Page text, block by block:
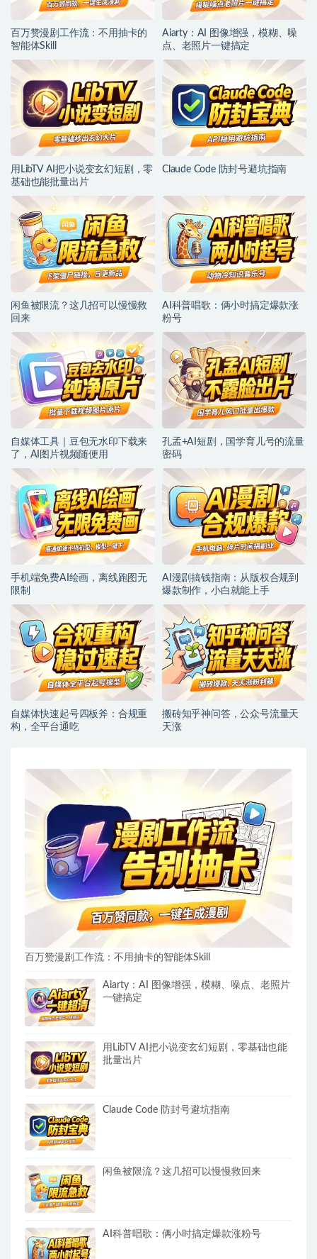
百万赞漫剧工作流：不用抽卡的
智能体Skill
Aiarty：AI 图像增强，模糊、噪
点、老照片一键搞定
用LibTV AI把小说变玄幻短剧，零
基础也能批量出片
Claude Code 防封号避坑指南
闲鱼被限流？这几招可以慢慢救
回来
AI科普唱歌：俩小时搞定爆款涨
粉号
自媒体工具｜豆包无水印下载来
了，AI图片视频随便用
孔孟+AI短剧，国学育儿号的流量
密码
手机端免费AI绘画，离线跑图无
限制
AI漫剧搞钱指南：从版权合规到
爆款制作，小白就能上手
自媒体快速起号四板斧：合规重
构，全平台通吃
搬砖知乎神问答，公众号流量天
天涨
百万赞漫剧工作流：不用抽卡的智能体Skill
Aiarty：AI 图像增强，模糊、噪点、老照片
一键搞定
用LibTV AI把小说变玄幻短剧，零基础也能
批量出片
Claude Code 防封号避坑指南
闲鱼被限流？这几招可以慢慢救回来
AI科普唱歌：俩小时搞定爆款涨粉号